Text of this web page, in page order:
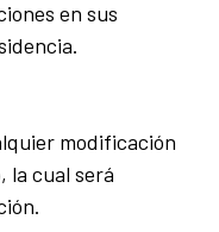
en sus
modificación
la cual será